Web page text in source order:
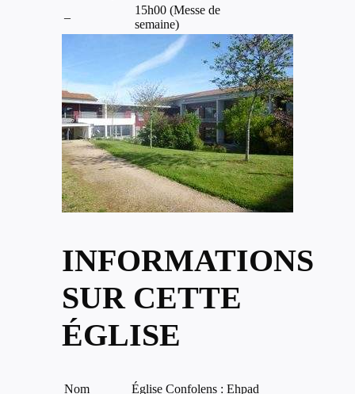
–
15h00 (Messe de
semaine)
INFORMATIONS
SUR CETTE
ÉGLISE
Nom
Église Confolens : Ehpad